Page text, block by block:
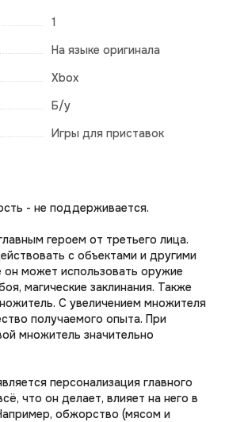
1
На языке оригинала
Xbox
Б/у
Игры для приставок
- не поддерживается.
героем от третьего лица.
с объектами и другими
может использовать оружие
магические заклинания. Также
С увеличением множителя
получаемого опыта. При
множитель значительно
персонализация главного
что он делает, влияет на него в
обжорство (мясом и